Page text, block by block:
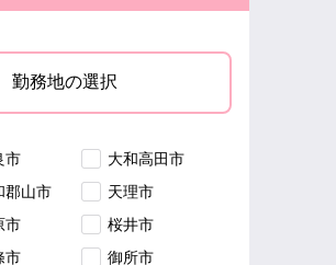
勤務地の選択
市
大和高田市
郡山市
天理市
市
桜井市
市
御所市